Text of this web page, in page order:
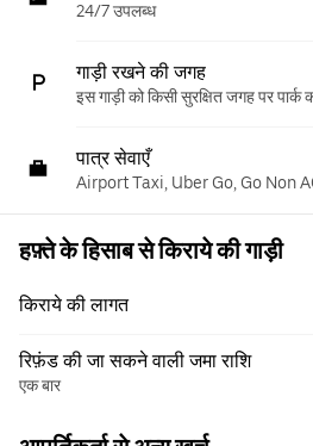
24/7 उपलब्ध
गाड़ी रखने की जगह
इस गाड़ी को किसी सुरक्षित जगह पर पार्क
पात्र सेवाएँ
Airport Taxi, Uber Go, Go Non
हफ़्ते के हिसाब से किराये की गाड़ी
किराये की लागत
रिफ़ंड की जा सकने वाली जमा राशि
एक बार